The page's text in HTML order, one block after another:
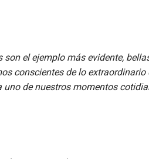
el ejemplo más evidente,
conscientes de lo
uno de nuestros momentos